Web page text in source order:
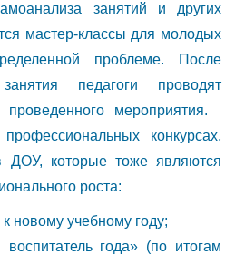
занятий и других
мастер-классы для молодых
проблеме. После
педагоги проводят
мероприятия.
конкурсах,
ДОУ, которые тоже являются
роста:
новому учебному году;
года» (по итогам